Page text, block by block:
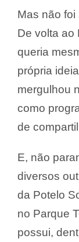
Mas não
De volta ao
queria
própria
mergulhou
como
de
E, não
diversos
da Potelo
no Parque
possui,